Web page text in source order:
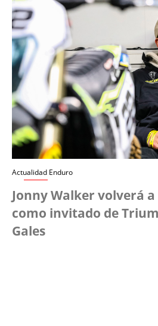
Actualidad Enduro
Jonny Walker volverá a
como invitado de
Gales